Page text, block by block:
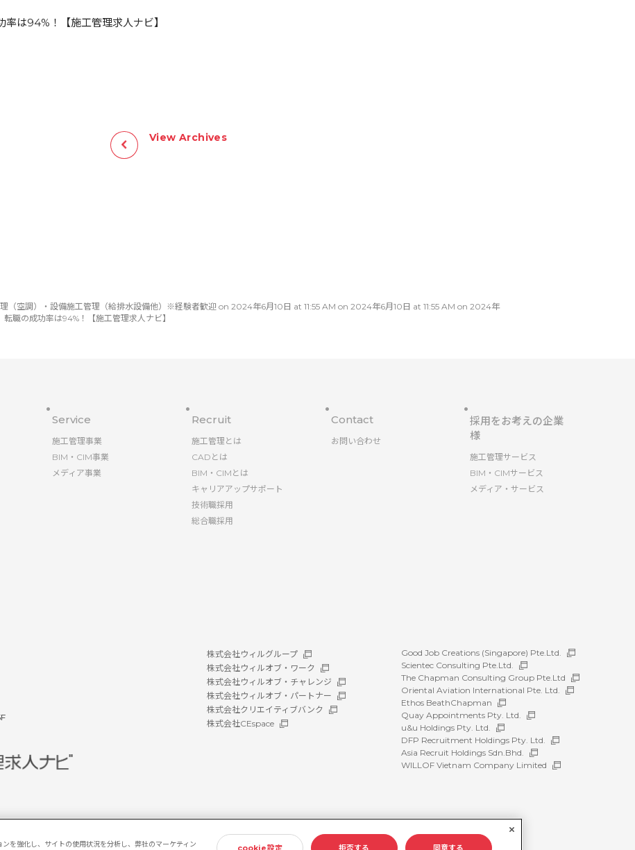
は94%！【施工管理求人ナビ】
View Archives
（空調）・設備施工管理（給排水設備他）※経験者歓迎 on 2024年6月10日 at 11:55 AM on 2024年6月10日 at 11:55 AM on 2024年
職の成功率は94%！【施工管理求人ナビ】
Service
施工管理事業
BIM・CIM事業
メディア事業
Recruit
施工管理とは
CADとは
BIM・CIMとは
キャリアアップサポート
技術職採用
総合職採用
Contact
お問い合わせ
採用をお考えの企業
様
施工管理サービス
BIM・CIMサービス
メディア・サービス
株式会社ウィルグループ
株式会社ウィルオブ・ワーク
株式会社ウィルオブ・チャレンジ
株式会社ウィルオブ・パートナー
株式会社クリエイティブバンク
株式会社CEspace
Good Job Creations (Singapore) Pte.Ltd.
Scientec Consulting Pte.Ltd.
The Chapman Consulting Group Pte.Ltd
Oriental Aviation International Pte. Ltd.
Ethos BeathChapman
Quay Appointments Pty. Ltd.
u&u Holdings Pty. Ltd.
DFP Recruitment Holdings Pty. Ltd.
Asia Recruit Holdings Sdn.Bhd.
WILLOF Vietnam Company Limited
を強化し、サイトの使用状況を分析し、弊社のマーケティン cookie設定 拒否する 同意する